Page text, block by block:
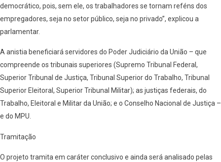
democrático, pois, sem ele, os trabalhadores se tornam reféns dos
empregadores, seja no setor público, seja no privado”, explicou a
parlamentar.
A anistia beneficiará servidores do Poder Judiciário da União – que
compreende os tribunais superiores (Supremo Tribunal Federal,
Superior Tribunal de Justiça, Tribunal Superior do Trabalho, Tribunal
Superior Eleitoral, Superior Tribunal Militar); as justiças federais, do
Trabalho, Eleitoral e Militar da União; e o Conselho Nacional de Justiça –
e do MPU.
Tramitação
O projeto tramita em caráter conclusivo e ainda será analisado pelas